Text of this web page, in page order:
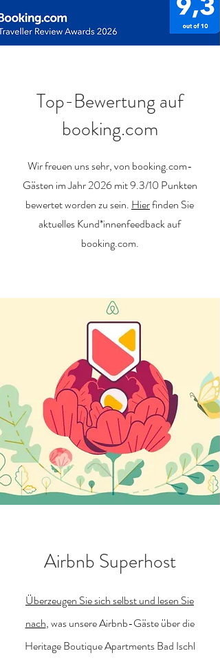
Top-Bewertung auf
booking.com
Wir freuen uns sehr, von booking.com-
Gästen im Jahr 2026 mit 9.3/10 Punkten
bewertet worden zu sein. Hierfinden Sie
aktuelles Kund*innenfeedback auf
booking.com.
Airbnb Superhost
Überzeugen Sie sich selbst und lesen Sie
nach, was unsere Airbnb-Gäste über die
Heritage Boutique Apartments Bad Ischl